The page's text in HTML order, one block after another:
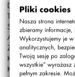
Pliki cookies
Nasza strona
zbieramy
Wykorzystujemy je
analitycznych,
Twoją sesję po
wszystkie”
pełnym zakresie.
Dawid Frączak,
Tittenbrun i
Staniszewski, Anna
Aleksander
Zuzanna Dyrda,
Kozłowska i Jan
Koisar, Jan